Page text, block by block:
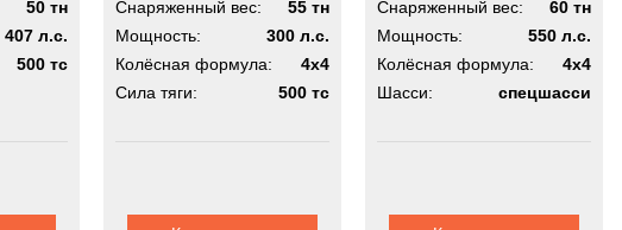
50 тн
407 л.с.
500 тс
Снаряженный вес:
55 тн
Мощность:
300 л.с.
Колёсная формула:
4x4
Сила тяги:
500 тс
Снаряженный вес:
60 тн
Мощность:
550 л.с.
Колёсная формула:
4x4
Шасси:
спецшасси